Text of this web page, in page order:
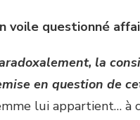
voile questionné
la
en question de
lui appartient… à